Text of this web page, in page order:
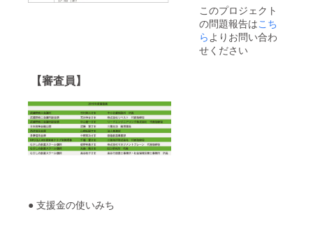
【審査員】
● 支援金の使いみち
方法を
お知ら
せいた
しま
このプロジェクト
の問題報告はこち
らよりお問い合わ
せください